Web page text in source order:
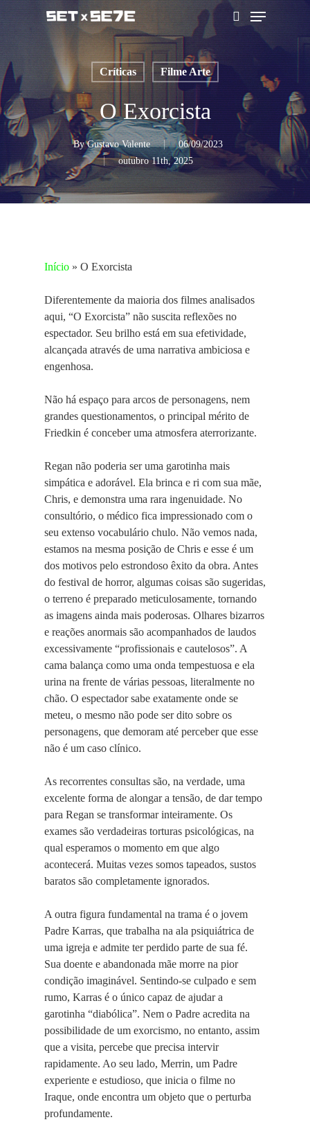
pesquisar
Menu
Críticas Filme Arte
O Exorcista
By Gustavo Valente
06/09/2023
outubro 11th, 2025
Início » O Exorcista
Diferentemente da maioria dos filmes analisados
aqui, “O Exorcista” não suscita reflexões no
espectador. Seu brilho está em sua efetividade,
alcançada através de uma narrativa ambiciosa e
engenhosa.
Não há espaço para arcos de personagens, nem
grandes questionamentos, o principal mérito de
Friedkin é conceber uma atmosfera aterrorizante.
Regan não poderia ser uma garotinha mais
simpática e adorável. Ela brinca e ri com sua mãe,
Chris, e demonstra uma rara ingenuidade. No
consultório, o médico fica impressionado com o
seu extenso vocabulário chulo. Não vemos nada,
estamos na mesma posição de Chris e esse é um
dos motivos pelo estrondoso êxito da obra. Antes
do festival de horror, algumas coisas são sugeridas,
o terreno é preparado meticulosamente, tornando
as imagens ainda mais poderosas. Olhares bizarros
e reações anormais são acompanhados de laudos
excessivamente “profissionais e cautelosos”. A
cama balança como uma onda tempestuosa e ela
urina na frente de várias pessoas, literalmente no
chão. O espectador sabe exatamente onde se
meteu, o mesmo não pode ser dito sobre os
personagens, que demoram até perceber que esse
não é um caso clínico.
As recorrentes consultas são, na verdade, uma
excelente forma de alongar a tensão, de dar tempo
para Regan se transformar inteiramente. Os
exames são verdadeiras torturas psicológicas, na
qual esperamos o momento em que algo
acontecerá. Muitas vezes somos tapeados, sustos
baratos são completamente ignorados.
A outra figura fundamental na trama é o jovem
Padre Karras, que trabalha na ala psiquiátrica de
uma igreja e admite ter perdido parte de sua fé.
Sua doente e abandonada mãe morre na pior
condição imaginável. Sentindo-se culpado e sem
rumo, Karras é o único capaz de ajudar a
garotinha “diabólica”. Nem o Padre acredita na
possibilidade de um exorcismo, no entanto, assim
que a visita, percebe que precisa intervir
rapidamente. Ao seu lado, Merrin, um Padre
experiente e estudioso, que inicia o filme no
Iraque, onde encontra um objeto que o perturba
profundamente.